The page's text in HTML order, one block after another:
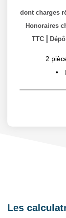
dont charges
Honoraires
TTC
2
Les